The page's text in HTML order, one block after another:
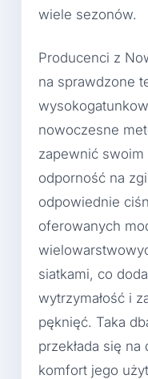
wiele sezonów.
Producenci z
na sprawdzone
nowoczesne
zapewnić
odporność na
odpowiednie
oferowanych
siatkami, co
wytrzymałość i
pęknięć. Taka
przekłada się
komfort jego